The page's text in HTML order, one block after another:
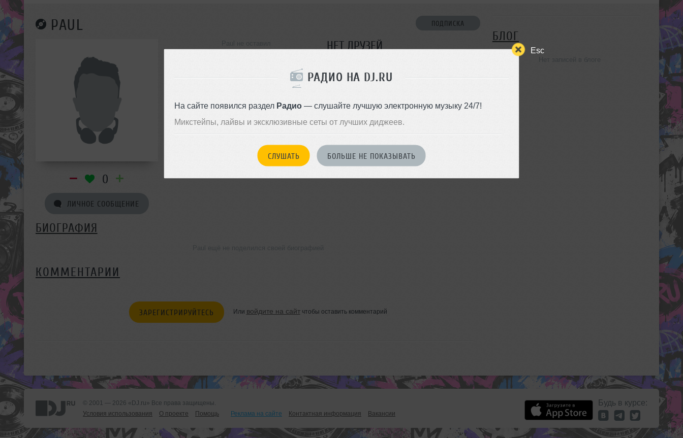
Esc
РАДИО НА DJ.RU
На сайте появился раздел Радио— слушайте лучшую электронную музыку 24/7!
Микстейпы, лайвы и эксклюзивные сеты от лучших диджеев.
СЛУШАТЬ БОЛЬШЕ НЕ ПОКАЗЫВАТЬ
PAUL ПОДПИСКА
0
ЛИЧНОЕ СООБЩЕНИЕ
НЕТ ДРУЗЕЙ
БИОГРАФИЯ
КОММЕНТАРИИ
ЗАРЕГИСТРИРУЙТЕСЬ Или войдите на сайтчтобы оставить комментарий
БЛОГ
© 2001 — 2026 «DJ.ru» Все права защищены.
Условия использования
О проекте Помощь Реклама на сайте Контактная информация Вакансии
Будь в курсе: